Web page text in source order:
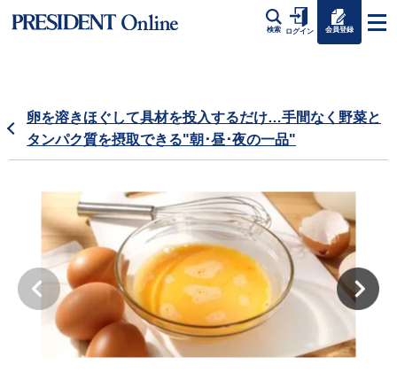
検索 ログイン 会員登録
卵を溶きほぐして具材を投入するだけ…手間なく野菜と
タンパク質を摂取できる"朝･昼･夜の一品"